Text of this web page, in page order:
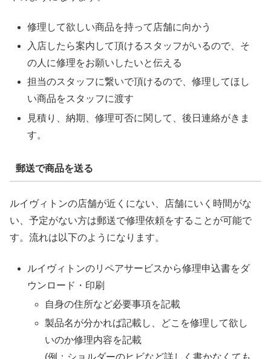
修理して欲しい商品を持って店舗に向かう
入店したら案内して頂けるスタッフがいるので、そ
の人に修理をお願いしたいと伝える
担当のスタッフに繋いで頂けるので、修理してほし
い商品をスタッフに渡す
見積り、納期、修理可否に関して、後日連絡がきま
す。
郵送で商品を送る
ルイヴィトンの店舗が近くにない、店舗にいく時間がな
い、予定がない方は郵送で修理依頼をすることが可能で
す。流れは以下のようになります。
ルイヴィトンのリペアサービスから修理申込書をダ
ウンロード・印刷
自身の住所など必要事項を記載
製品名が分かれば記載し、どこを修理して欲し
いのか修理内容を記載